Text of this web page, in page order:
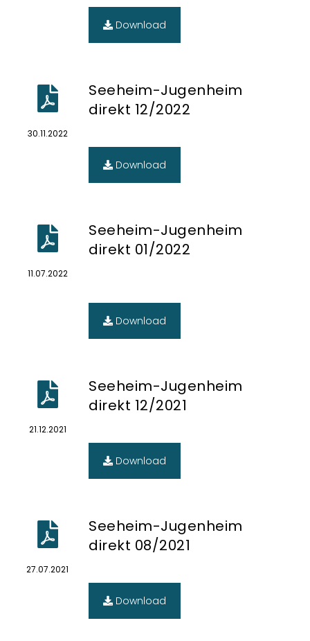
Download
30.11.2022
Seeheim-Jugenheim
direkt 12/2022
Download
11.07.2022
Seeheim-Jugenheim
direkt 01/2022
Download
21.12.2021
Seeheim-Jugenheim
direkt 12/2021
Download
27.07.2021
Seeheim-Jugenheim
direkt 08/2021
Download